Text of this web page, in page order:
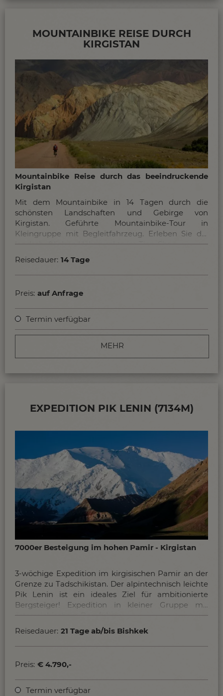
MOUNTAINBIKE REISE DURCH
KIRGISTAN
Mountainbike Reise durch das beeindruckende
Kirgistan
Mit dem Mountainbike in 14 Tagen durch die
schönsten Landschaften und Gebirge von
Kirgistan. Geführte Mountainbike-Tour in
Kleingruppe mit Begleitfahrzeug. Erleben Sie die
landschaftlichen Höhepunkte im Tien-Shan.
Reisedauer: 14 Tage
Preis: auf Anfrage
Termin verfügbar
MEHR
EXPEDITION PIK LENIN (7134M)
7000er Besteigung im hohen Pamir - Kirgistan
3-wöchige Expedition im kirgisischen Pamir an der
Grenze zu Tadschikistan. Der alpintechnisch leichte
Pik Lenin ist ein ideales Ziel für ambitionierte
Bergsteiger! Expedition in kleiner Gruppe mit
österreichischem Bergführer.
Reisedauer: 21 Tage ab/bis Bishkek
Preis: € 4.790,-
Termin verfügbar